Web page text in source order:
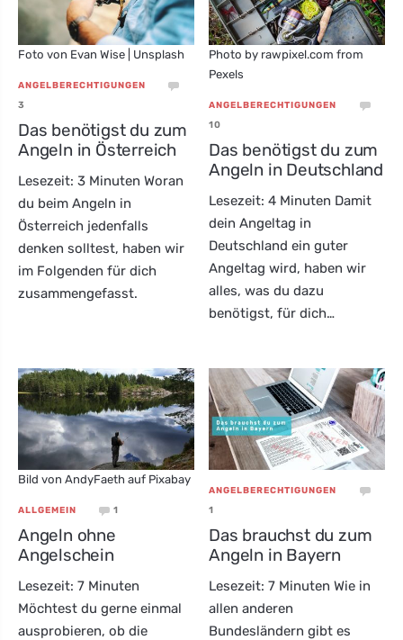
Foto von Evan Wise | Unsplash
ANGELBERECHTIGUNGEN
3
Das benötigst du zum
Angeln in Österreich
Lesezeit: 3 Minuten Woran
du beim Angeln in
Österreich jedenfalls
denken solltest, haben wir
im Folgenden für dich
zusammengefasst.
Photo by rawpixel.com from
Pexels
ANGELBERECHTIGUNGEN
10
Das benötigst du zum
Angeln in Deutschland
Lesezeit: 4 Minuten Damit
dein Angeltag in
Deutschland ein guter
Angeltag wird, haben wir
alles, was du dazu
benötigst, für dich…
Bild von AndyFaeth auf Pixabay
ALLGEMEIN 1
Angeln ohne
Angelschein
Lesezeit: 7 Minuten
Möchtest du gerne einmal
ausprobieren, ob die
ANGELBERECHTIGUNGEN
1
Das brauchst du zum
Angeln in Bayern
Lesezeit: 7 Minuten Wie in
allen anderen
Bundesländern gibt es